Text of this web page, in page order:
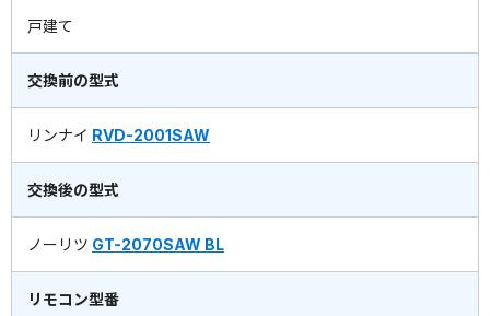
戸建て
交換前の型式
リンナイ RVD-2001SAW
交換後の型式
ノーリツ GT-2070SAW BL
リモコン型番